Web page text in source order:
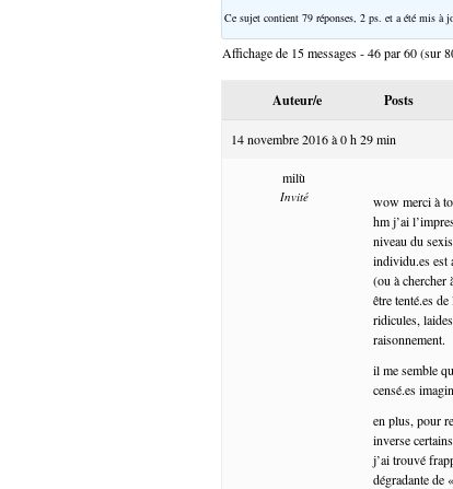
Ce sujet contient 79 réponses, 2 ps. et a été mis à
Affichage de 15 messages - 46 par 60 (sur
Auteur/e Posts
14 novembre 2016 à 0 h 29 min
milù
Invité
wow merci à
hm j’ai
niveau du
individu.es est
(ou à chercher
être tenté.es
ridicules,
raisonnement.
il me semble
censé.es
en plus, pour
inverse
j’ai trouvé
dégradante de